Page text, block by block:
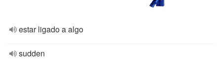
estar ligado a algo
sudden